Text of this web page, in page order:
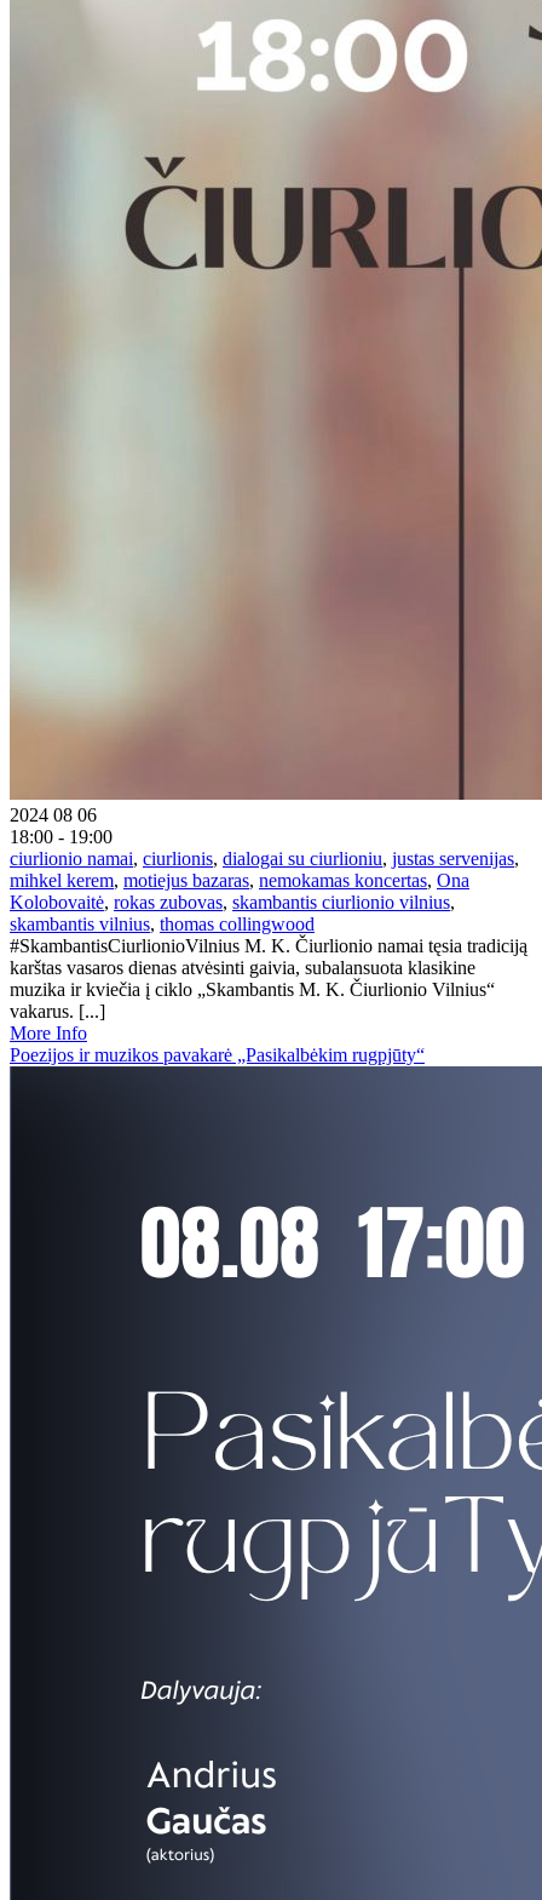
2024 08 06
18:00 - 19:00
ciurlionio namai, ciurlionis, dialogai su ciurlioniu, justas servenijas,
mihkel kerem, motiejus bazaras, nemokamas koncertas, Ona
Kolobovaitė, rokas zubovas, skambantis ciurlionio vilnius,
skambantis vilnius, thomas collingwood
#SkambantisCiurlionioVilnius M. K. Čiurlionio namai tęsia tradiciją
karštas vasaros dienas atvėsinti gaivia, subalansuota klasikine
muzika ir kviečia į ciklo „Skambantis M. K. Čiurlionio Vilnius“
vakarus. [...]
More Info
Poezijos ir muzikos pavakarė „Pasikalbėkim rugpjūty“